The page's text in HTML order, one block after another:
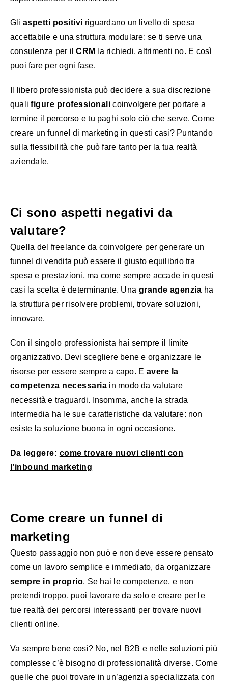
Gli aspetti positivi riguardano un livello di spesa
accettabile e una struttura modulare: se ti serve una
consulenza per ilCRM
la richiedi, altrimenti no. E così
puoi fare per ogni fase.
Il libero professionista può decidere a sua discrezione
qualifigure professionali coinvolgere per portare a
termine il percorso e tu paghi solo ciò che serve. Come
creare un funnel di marketing in questi casi? Puntando
sulla flessibilità che può fare tanto per la tua realtà
aziendale.
Ci sono aspetti negativi da
valutare?
Quella del freelance da coinvolgere per generare un
funnel di vendita può essere il giusto equilibrio tra
spesa e prestazioni, ma come sempre accade in questi
casi la scelta è determinante. Una grande agenzia ha
la struttura per risolvere problemi, trovare soluzioni,
innovare.
Con il singolo professionista hai sempre il limite
organizzativo. Devi scegliere bene e organizzare le
risorse per essere sempre a capo. E avere la
competenza necessaria in modo da valutare
necessità e traguardi. Insomma, anche la strada
intermedia ha le sue caratteristiche da valutare: non
esiste la soluzione buona in ogni occasione.
Da leggere: come trovare nuovi clienti con
l’inbound marketing
Come creare un funnel di
marketing
Questo passaggio non può e non deve essere pensato
come un lavoro semplice e immediato, da organizzare
sempre in proprio. Se hai le competenze, e non
pretendi troppo, puoi lavorare da solo e creare per le
tue realtà dei percorsi interessanti per trovare nuovi
clienti online.
Va sempre bene così? No, nel B2B e nelle soluzioni più
complesse c’è bisogno di professionalità diverse. Come
quelle che puoi trovare in un’agenzia specializzata con